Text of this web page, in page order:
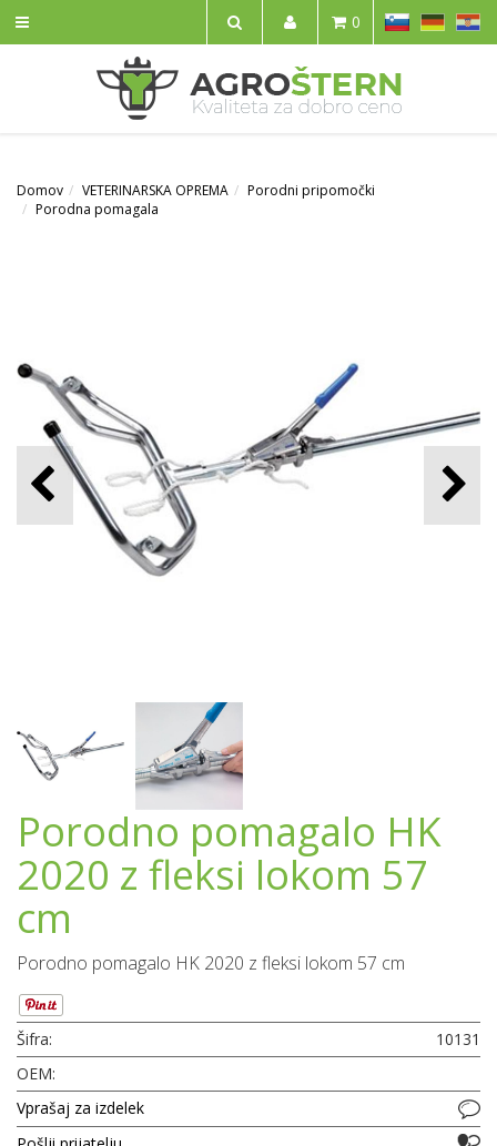
IŠČI
SL HR
0
Domov VETERINARSKA OPREMA
Porodni pripomočki
Porodna pomagala
Porodno pomagalo HK
2020 z fleksi lokom 57
cm
Porodno pomagalo HK 2020 z fleksi lokom 57 cm
Šifra:
10131
OEM:
Vprašaj za izdelek